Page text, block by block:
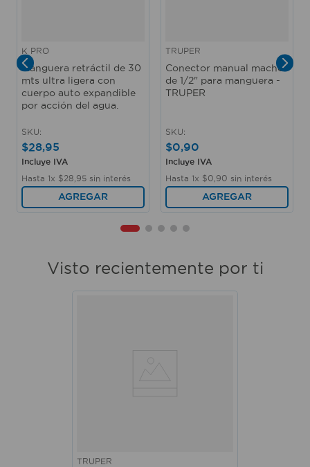
K PRO
Manguera retráctil de 30
mts ultra ligera con
cuerpo auto expandible
por acción del agua.
SKU:
$28,95
Incluye IVA
Hasta 1x $28 95 sin interés
AGREGAR
TRUPER
Conector manual macho
de 1/2" para manguera -
TRUPER
SKU:
$0,90
Incluye IVA
Hasta 1x $0 90 sin interés
AGREGAR
Visto recientemente por ti
TRUPER